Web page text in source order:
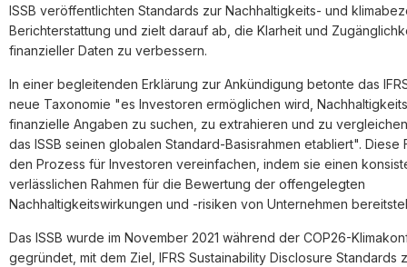
ISSB veröffentlichten Standards zur Nachhaltigkeits- und
Berichterstattung und zielt darauf ab, die Klarheit und
finanzieller Daten zu verbessern.
In einer begleitenden Erklärung zur Ankündigung betonte das
neue Taxonomie "es Investoren ermöglichen wird,
finanzielle Angaben zu suchen, zu extrahieren und zu
das ISSB seinen globalen Standard-Basisrahmen etabliert". Diese
den Prozess für Investoren vereinfachen, indem sie einen
verlässlichen Rahmen für die Bewertung der offengelegten
Nachhaltigkeitswirkungen und -risiken von Unternehmen
Das ISSB wurde im November 2021 während der COP26-
gegründet, mit dem Ziel, IFRS Sustainability Disclosure Standards